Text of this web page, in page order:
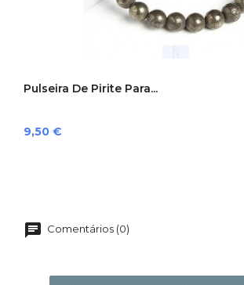
Pulseira De Pirite Para...
Preço
9,50 €
Comentários (0)